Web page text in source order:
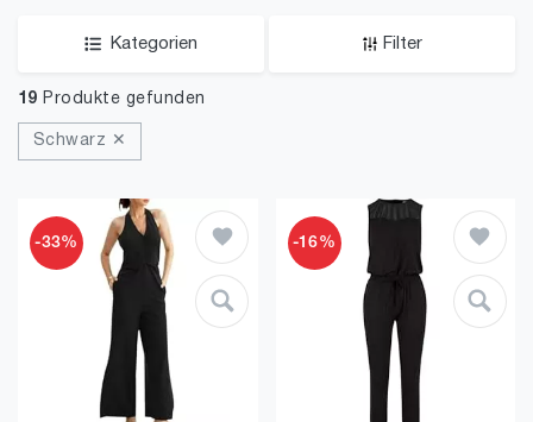
Kategorien Filter
19 Produkte gefunden
Schwarz ✕
-33% -16%